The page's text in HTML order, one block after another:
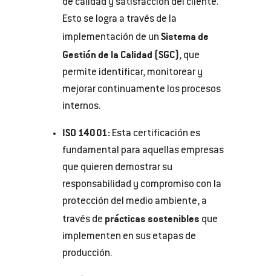
de calidad y satisfacción del cliente.
Esto se logra a través de la
implementación de un Sistema de
Gestión de la Calidad (SGC), que
permite identificar, monitorear y
mejorar continuamente los procesos
internos.
ISO 14001: Esta certificación es
fundamental para aquellas empresas
que quieren demostrar su
responsabilidad y compromiso con la
protección del medio ambiente, a
través de prácticas sostenibles que
implementen en sus etapas de
producción.